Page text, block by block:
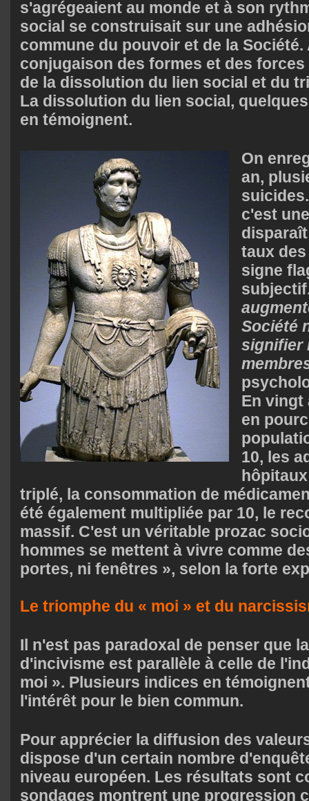
s'agrégeaient au monde et à son
social se construisait sur une
commune du pouvoir et de la
conjugaison des formes et des
de la dissolution du lien social et du
La dissolution du lien social,
en témoignent.
On
an,
c'est
taux
signe
Société
signifier
En vingt
en
10, les
triplé, la consommation de
été également multipliée par 10, le
massif. C'est un véritable prozac
hommes se mettent à vivre comme
portes, ni fenêtres », selon la forte
Le triomphe du « moi » et du
Il n'est pas paradoxal de penser que
d'incivisme est parallèle à celle de
moi ». Plusieurs indices en
l'intérêt pour le bien commun.
Pour apprécier la diffusion des
dispose d'un certain nombre
niveau européen. Les résultats sont
sondages montrent une progression